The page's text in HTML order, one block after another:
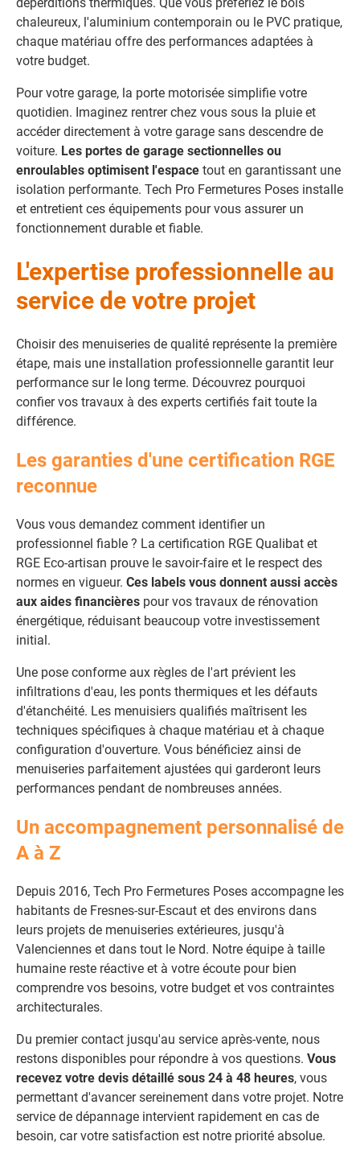
chaleureux, l'aluminium contemporain ou le PVC pratique,
chaque matériau offre des performances adaptées à
votre budget.
Pour votre garage, la porte motorisée simplifie votre
quotidien. Imaginez rentrer chez vous sous la pluie et
accéder directement à votre garage sans descendre de
voiture. Les portes de garage sectionnelles ou
enroulables optimisent l'espace tout en garantissant une
isolation performante. Tech Pro Fermetures Poses installe
et entretient ces équipements pour vous assurer un
fonctionnement durable et fiable.
L'expertise professionnelle au
service de votre projet
Choisir des menuiseries de qualité représente la première
étape, mais une installation professionnelle garantit leur
performance sur le long terme. Découvrez pourquoi
confier vos travaux à des experts certifiés fait toute la
différence.
Les garanties d'une certification RGE
reconnue
Vous vous demandez comment identifier un
professionnel fiable ? La certification RGE Qualibat et
RGE Eco-artisan prouve le savoir-faire et le respect des
normes en vigueur. Ces labels vous donnent aussi accès
aux aides financières pour vos travaux de rénovation
énergétique, réduisant beaucoup votre investissement
initial.
Une pose conforme aux règles de l'art prévient les
infiltrations d'eau, les ponts thermiques et les défauts
d'étanchéité. Les menuisiers qualifiés maîtrisent les
techniques spécifiques à chaque matériau et à chaque
configuration d'ouverture. Vous bénéficiez ainsi de
menuiseries parfaitement ajustées qui garderont leurs
performances pendant de nombreuses années.
Un accompagnement personnalisé de
A à Z
Depuis 2016, Tech Pro Fermetures Poses accompagne les
habitants de Fresnes-sur-Escaut et des environs dans
leurs projets de menuiseries extérieures, jusqu'à
Valenciennes et dans tout le Nord. Notre équipe à taille
humaine reste réactive et à votre écoute pour bien
comprendre vos besoins, votre budget et vos contraintes
architecturales.
Du premier contact jusqu'au service après-vente, nous
restons disponibles pour répondre à vos questions. Vous
recevez votre devis détaillé sous 24 à 48 heures, vous
permettant d'avancer sereinement dans votre projet. Notre
service de dépannage intervient rapidement en cas de
besoin, car votre satisfaction est notre priorité absolue.